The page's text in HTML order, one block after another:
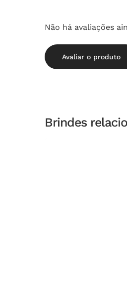
Não há avaliações
Avaliar o produto
Brindes